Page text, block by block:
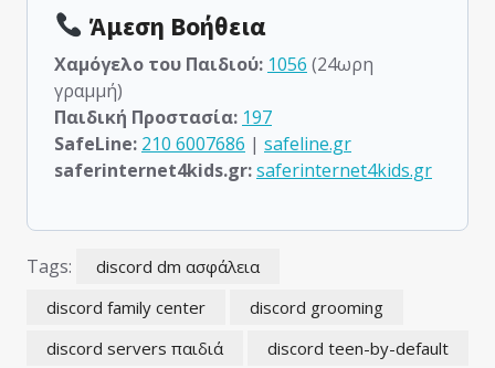
Άμεση Βοήθεια
Χαμόγελο του Παιδιού: 1056 (24ωρη
γραμμή)
Παιδική Προστασία: 197
SafeLine: 210 6007686 | safeline.gr
saferinternet4kids.gr:saferinternet4kids.gr
Tags:
discord dm ασφάλεια
discord family center
discord grooming
discord servers παιδιά
discord teen-by-default